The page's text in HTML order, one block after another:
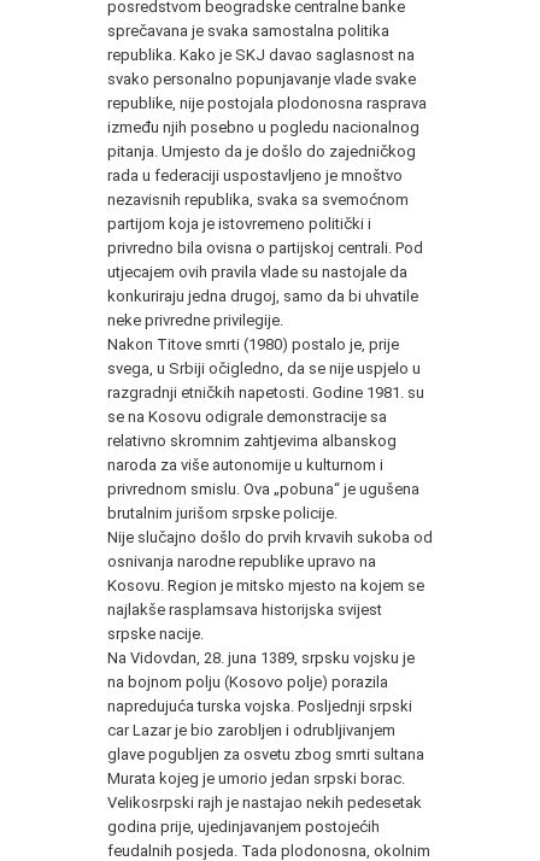
posredstvom beogradske centralne banke
sprečavana je svaka samostalna politika
republika. Kako je SKJ davao saglasnost na
svako personalno popunjavanje vlade svake
republike, nije postojala plodonosna rasprava
između njih posebno u pogledu nacionalnog
pitanja. Umjesto da je došlo do zajedničkog
rada u federaciji uspostavljeno je mnoštvo
nezavisnih republika, svaka sa svemoćnom
partijom koja je istovremeno politički i
privredno bila ovisna o partijskoj centrali. Pod
utjecajem ovih pravila vlade su nastojale da
konkuriraju jedna drugoj, samo da bi uhvatile
neke privredne privilegije.
Nakon Titove smrti (1980) postalo je, prije
svega, u Srbiji očigledno, da se nije uspjelo u
razgradnji etničkih napetosti. Godine 1981. su
se na Kosovu odigrale demonstracije sa
relativno skromnim zahtjevima albanskog
naroda za više autonomije u kulturnom i
privrednom smislu. Ova „pobuna“ je ugušena
brutalnim jurišom srpske policije.
Nije slučajno došlo do prvih krvavih sukoba od
osnivanja narodne republike upravo na
Kosovu. Region je mitsko mjesto na kojem se
najlakše rasplamsava historijska svijest
srpske nacije.
Na Vidovdan, 28. juna 1389, srpsku vojsku je
na bojnom polju (Kosovo polje) porazila
napredujuća turska vojska. Posljednji srpski
car Lazar je bio zarobljen i odrubljivanjem
glave pogubljen za osvetu zbog smrti sultana
Murata kojeg je umorio jedan srpski borac.
Velikosrpski rajh je nastajao nekih pedesetak
godina prije, ujedinjavanjem postojećih
feudalnih posjeda. Tada plodonosna, okolnim